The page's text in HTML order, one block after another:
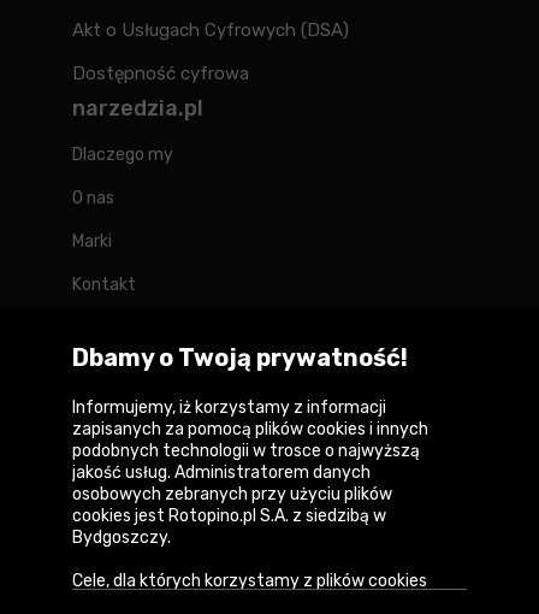
Akt o Usługach Cyfrowych (DSA)
Dostępność cyfrowa
narzedzia.pl
Dlaczego my
O nas
Marki
Kontakt
Forum
Copyright © 2026
Polityka prywatności i zasady korzystania z
serwisu
Informacja o plikach cookies
Dbamy o Twoją prywatność!
Informujemy, iż korzystamy z informacji
zapisanych za pomocą plików cookies i innych
podobnych technologii w trosce o najwyższą
jakość usług. Administratorem danych
osobowych zebranych przy użyciu plików
cookies jest Rotopino.pl S.A. z siedzibą w
Bydgoszczy.
Cele, dla których korzystamy z plików cookies